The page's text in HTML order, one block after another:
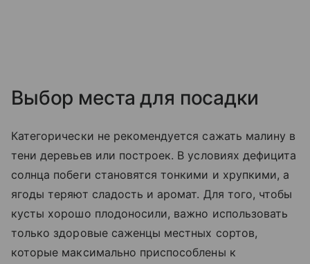
Выбор места для посадки
Категорически не рекомендуется сажать малину в
тени деревьев или построек. В условиях дефицита
солнца побеги становятся тонкими и хрупкими, а
ягоды теряют сладость и аромат. Для того, чтобы
кусты хорошо плодоносили, важно использовать
только здоровые саженцы местных сортов,
которые максимально приспособлены к